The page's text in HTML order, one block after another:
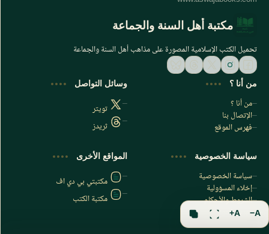
اشترك الآن
اشترك في قناتنا على تليجرام
مكتبة أهل السنة والجماعة
تحميل الكتب الإسلامية المصورة على مذاهب أهل السنة والجماعة
من أنا ؟
من أنا ؟
الإتصال بنا
فهرس الموقع
وسائل التواصل
تويتر
ثريدز
سياسة الخصوصية
سياسة الخصوصية
إخلاء المسؤولية
الشروط والأحكام
فهرس الموقع
المواقع الأخرى
مكتبتي بي دي اف
مكتبة الكتب
A−
A+